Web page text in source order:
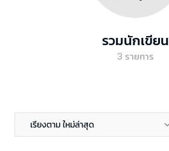
รวมนักเขียน
3 รายการ
เรียงตาม ใหม่ล่าสุด